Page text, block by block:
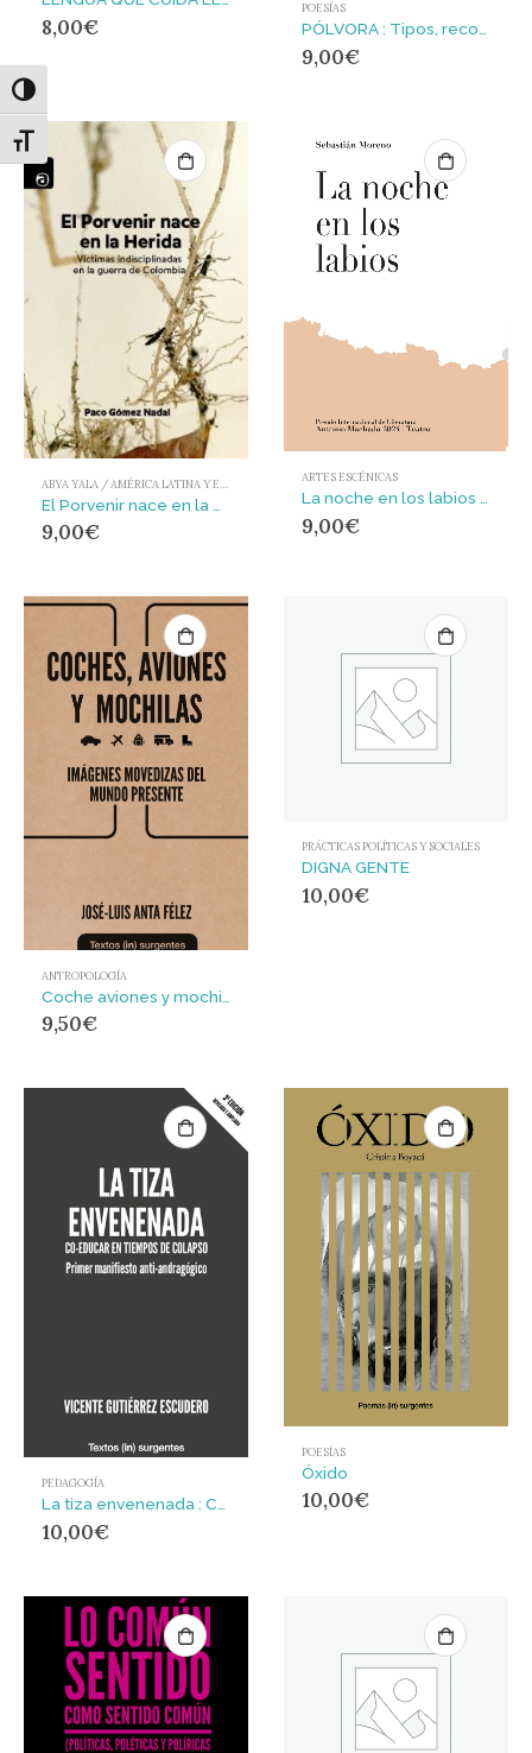
Alternar alto contraste
Alternar tamaño de letra
8,00€
POESÍAS
PÓLVORA : Tipos, recomendacións, consellos e advertencias para un tempo de poesía
9,00€
ABYA YALA / AMÉRICA LATINA Y EL CARIBE
9,00€
ARTES ESCÉNICAS
9,00€
ANTROPOLOGÍA
9,50€
PRÁCTICAS POLÍTICAS Y SOCIALES
DIGNA GENTE
10,00€
PEDAGOGÍA
La tiza envenenada : CO-EDUCAR EN TIEMPOS DE COLAPSO Primer manifiesto anti-andragógico
10,00€
POESÍAS
Óxido
10,00€